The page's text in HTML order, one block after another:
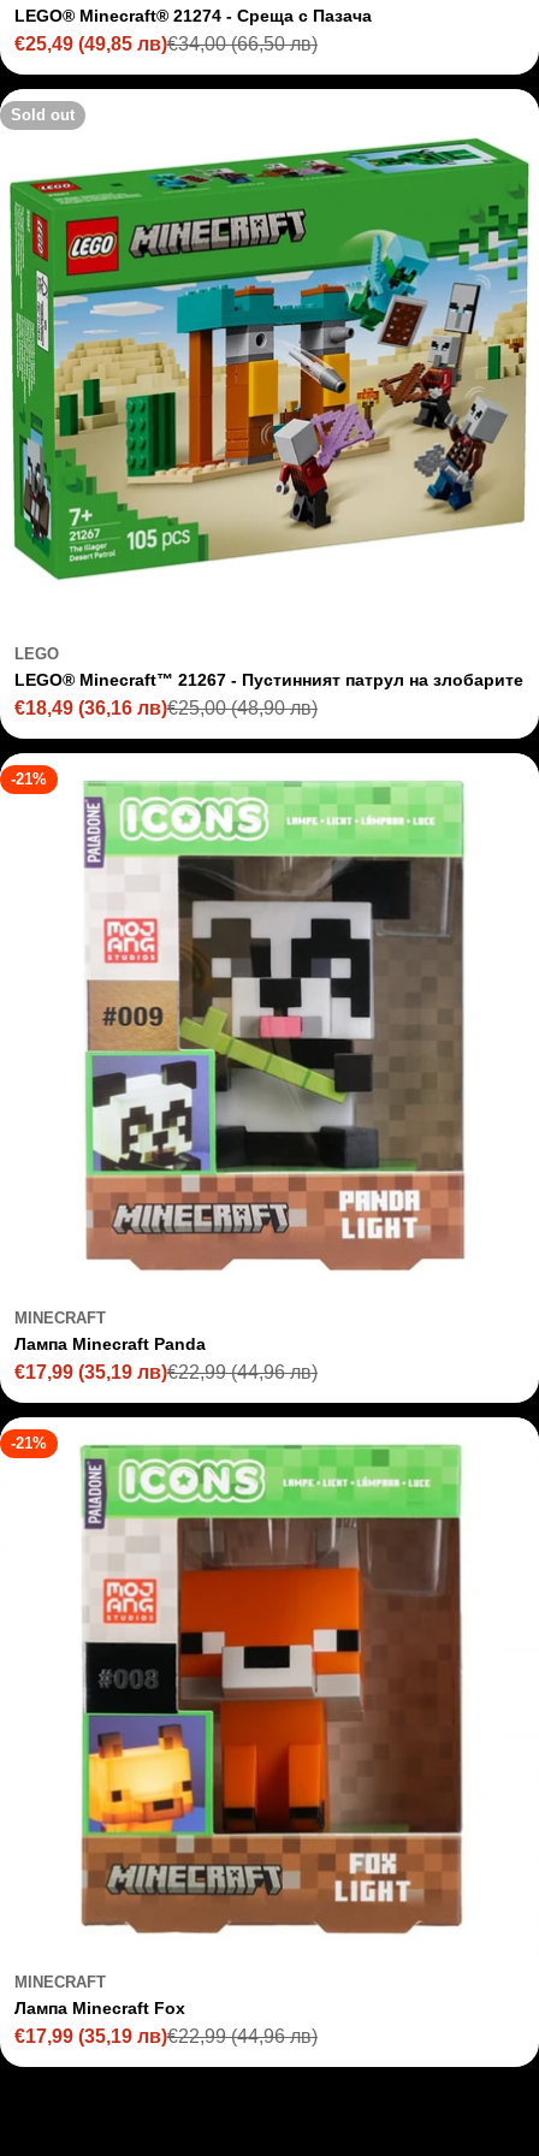
LEGO® Minecraft® 21274 - Среща с Пазача
Sale
price
€25,49 (49,85 лв)
Regular
price
€34,00(66,50 лв)
Sold out
LEGO
LEGO® Minecraft™ 21267 - Пустинният патрул на злобарите
Sale
price
€18,49 (36,16 лв)
Regular
price
€25,00(48,90 лв)
-21%
MINECRAFT
Лампа Minecraft Panda
Sale
price
€17,99 (35,19 лв)
Regular
price
€22,99(44,96 лв)
-21%
MINECRAFT
Лампа Minecraft Fox
Sale
price
€17,99 (35,19 лв)
Regular
price
€22,99(44,96 лв)